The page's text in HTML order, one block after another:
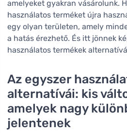
amelyeket gyakran vásárolunk.
használatos terméket újra
egy olyan területen, amely
a hatás érezhető. És itt jönnek
használatos termékek
Az egyszer
alternatívái: kis
amelyek nagy
jelentenek